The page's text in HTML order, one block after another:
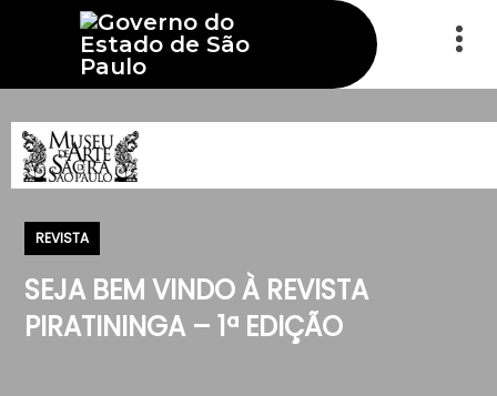
REVISTA
SEJA BEM VINDO À REVISTA
PIRATININGA – 1ª EDIÇÃO